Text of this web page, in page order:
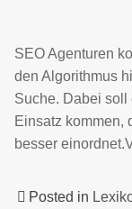
SEO Agenturen
den Algorithmus
Suche. Dabei
Einsatz kommen,
besser
Posted in